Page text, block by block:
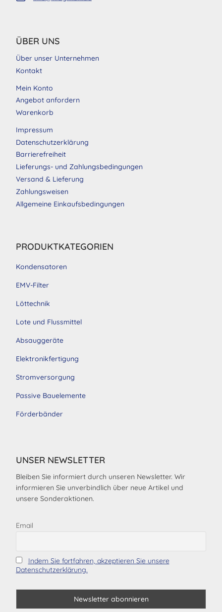
ÜBER UNS
Über unser Unternehmen
Kontakt
Mein Konto
Angebot anfordern
Warenkorb
Impressum
Datenschutzerklärung
Barrierefreiheit
Lieferungs- und Zahlungsbedingungen
Versand & Lieferung
Zahlungsweisen
Allgemeine Einkaufsbedingungen
PRODUKTKATEGORIEN
Kondensatoren
EMV-Filter
Löttechnik
Lote und Flussmittel
Absauggeräte
Elektronikfertigung
Stromversorgung
Passive Bauelemente
Förderbänder
UNSER NEWSLETTER
Bleiben Sie informiert durch unseren Newsletter. Wir
informieren Sie unverbindlich über neue Artikel und
unsere Sonderaktionen.
Email
Indem Sie fortfahren, akzeptieren Sie unsere
Datenschutzerklärung.